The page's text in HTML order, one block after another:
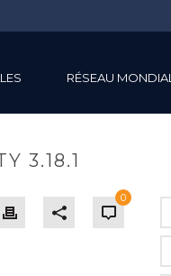
RÉSEAU MONDIAL
3.18.1
0